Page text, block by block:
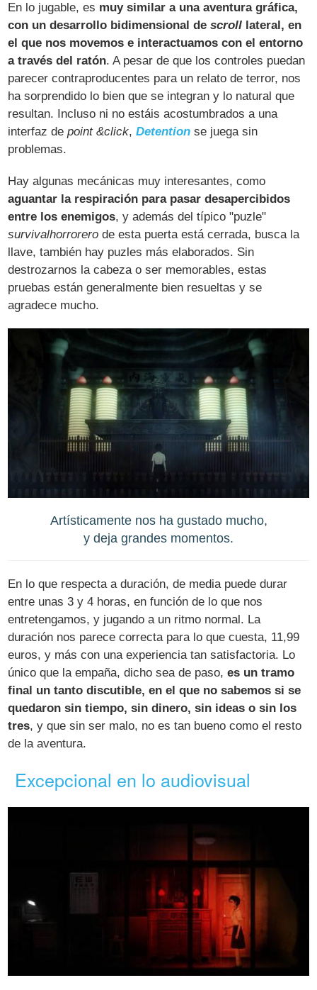
En lo jugable, es muy similar a una aventura gráfica,
con un desarrollo bidimensional descroll lateral, en
el que nos movemos e interactuamos con el entorno
a través del ratón. A pesar de que los controles puedan
parecer contraproducentes para un relato de terror, nos
ha sorprendido lo bien que se integran y lo natural que
resultan. Incluso ni no estáis acostumbrados a una
interfaz depoint &click,Detention se juega sin
problemas.
Hay algunas mecánicas muy interesantes, como
aguantar la respiración para pasar desapercibidos
entre los enemigos, y además del típico "puzle"
survivalhorrorero de esta puerta está cerrada, busca la
llave, también hay puzles más elaborados. Sin
destrozarnos la cabeza o ser memorables, estas
pruebas están generalmente bien resueltas y se
agradece mucho.
Artísticamente nos ha gustado mucho,
y deja grandes momentos.
En lo que respecta a duración, de media puede durar
entre unas 3 y 4 horas, en función de lo que nos
entretengamos, y jugando a un ritmo normal. La
duración nos parece correcta para lo que cuesta, 11,99
euros, y más con una experiencia tan satisfactoria. Lo
único que la empaña, dicho sea de paso,es un tramo
final un tanto discutible, en el que no sabemos si se
quedaron sin tiempo, sin dinero, sin ideas o sin los
tres, y que sin ser malo, no es tan bueno como el resto
de la aventura.
Excepcional en lo audiovisual